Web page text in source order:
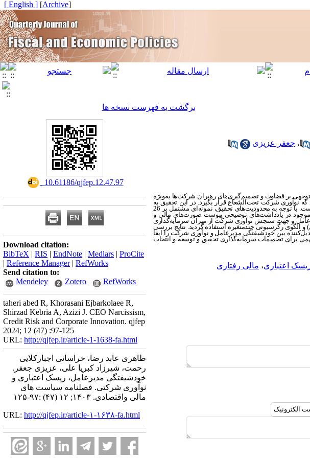
[
Archive
]
[ English ]
برگشت به فهرست نسخه ها
، جعفر عزیزی
بر قضاوت و تصمیم‌گیری‌های رهبران شرکت‌ها بهویژه
نوآوری شرکت تحت‌الشعاع قرار بگیرد. در این تحقیق به
با توجه به محدودیت
های تحقیق، نمونه‌ای مشتمل بر 26
طی دوره زمانی 1401-1389 و با استفاده از اطلاعات موجود در یادداشت‌های توضیحی پیوست صورت‌های مالی و
عامل و جهت سنجش نوآوری شرکت از میزان سرمایه‌گذاری
الگوی رگرسیونی چندمتغیره استفاده گردید. نتایج بررسی
بین خودشیفتگی مدیرعامل و نوآوری شرکت را ایفا
برای تصمیمات سرمایه‌گذاری تحقیق و توسعه و انتخاب
اعتباری، مالی رفتاری
‎ 10.61186/qjfep.12.47.97
Download citation:
BibTeX | RIS | EndNote | Medlars | ProCite
| Reference Manager| RefWorks
Send citation to:
Mendeley
Zotero RefWorks
taheri abed R, Khorasani Ejbarkolaee R,
Shirzad Kebria A, Azizi J. CEO Narcissism,
Credit Risk and Corporate Innovation. qjfep
2024; 12 (47) :97-125
URL: http://qjfep.ir/article-1-1638-fa.html
طاهری عابد رضا، خراسانی اجبارکلایی
رحمت، شیرزاد کبریا علی، عزیزی جعفر.
خودشیفتگی مدیرعامل، ریسک اعتباری و
نوآوری شرکتی. فصلنامه سیاست های
مالی واقتصادی. ۱۴۰۳; ۱۲ (۴۷) :۹۷-۱۲۵
URL: http://qjfep.ir/article-۱-۱۶۳۸-fa.html